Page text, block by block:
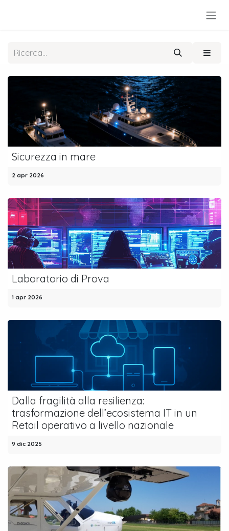
Sicurezza in mare
2 apr 2026
Laboratorio di Prova
1 apr 2026
Dalla fragilità alla resilienza:
trasformazione dell’ecosistema IT in un
Retail operativo a livello nazionale
9 dic 2025